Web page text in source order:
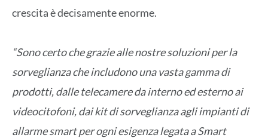
crescita è decisamente enorme.
“Sono certo che grazie alle nostre soluzioni per la
sorveglianza che includono una vasta gamma di
prodotti, dalle telecamere da interno ed esterno ai
videocitofoni, dai kit di sorveglianza agli impianti di
allarme smart per ogni esigenza legata a Smart